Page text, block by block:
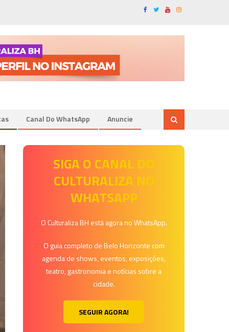
Canal Do WhatsApp Anuncie
SIGA O CANAL DO
CULTURALIZA NO
WHATSAPP
O Culturaliza BH está agora no WhatsApp.
O guia completo de Belo Horizonte com
agenda de shows, eventos, exposições,
teatro, gastronomia e notícias sobre a
cidade.
SEGUIR AGORA!